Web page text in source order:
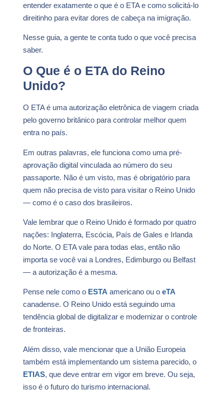
entender exatamente o que é o ETA e como solicitá-lo
direitinho para evitar dores de cabeça na imigração.
Nesse guia, a gente te conta tudo o que você precisa
saber.
O Que é o ETA do Reino
Unido?
O ETA é uma autorização eletrônica de viagem criada
pelo governo britânico para controlar melhor quem
entra no país.
Em outras palavras, ele funciona como uma pré-
aprovação digital vinculada ao número do seu
passaporte. Não é um visto, mas é obrigatório para
quem não precisa de visto para visitar o Reino Unido
— como é o caso dos brasileiros.
Vale lembrar que o Reino Unido é formado por quatro
nações: Inglaterra, Escócia, País de Gales e Irlanda
do Norte. O ETA vale para todas elas, então não
importa se você vai a Londres, Edimburgo ou Belfast
— a autorização é a mesma.
Pense nele como o ESTA americano ou o eTA
canadense. O Reino Unido está seguindo uma
tendência global de digitalizar e modernizar o controle
de fronteiras.
Além disso, vale mencionar que a União Europeia
também está implementando um sistema parecido, o
ETIAS, que deve entrar em vigor em breve. Ou seja,
isso é o futuro do turismo internacional.